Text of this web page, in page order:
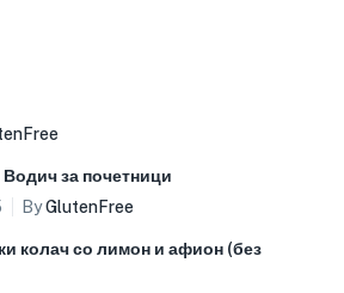
Водич за почетници
ByGlutenFree
колач со лимон и афион (без